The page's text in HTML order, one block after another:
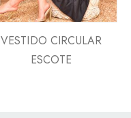
VESTIDO CIRCULAR
ESCOTE